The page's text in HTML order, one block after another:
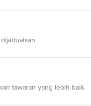
tawaran yang lebih baik.